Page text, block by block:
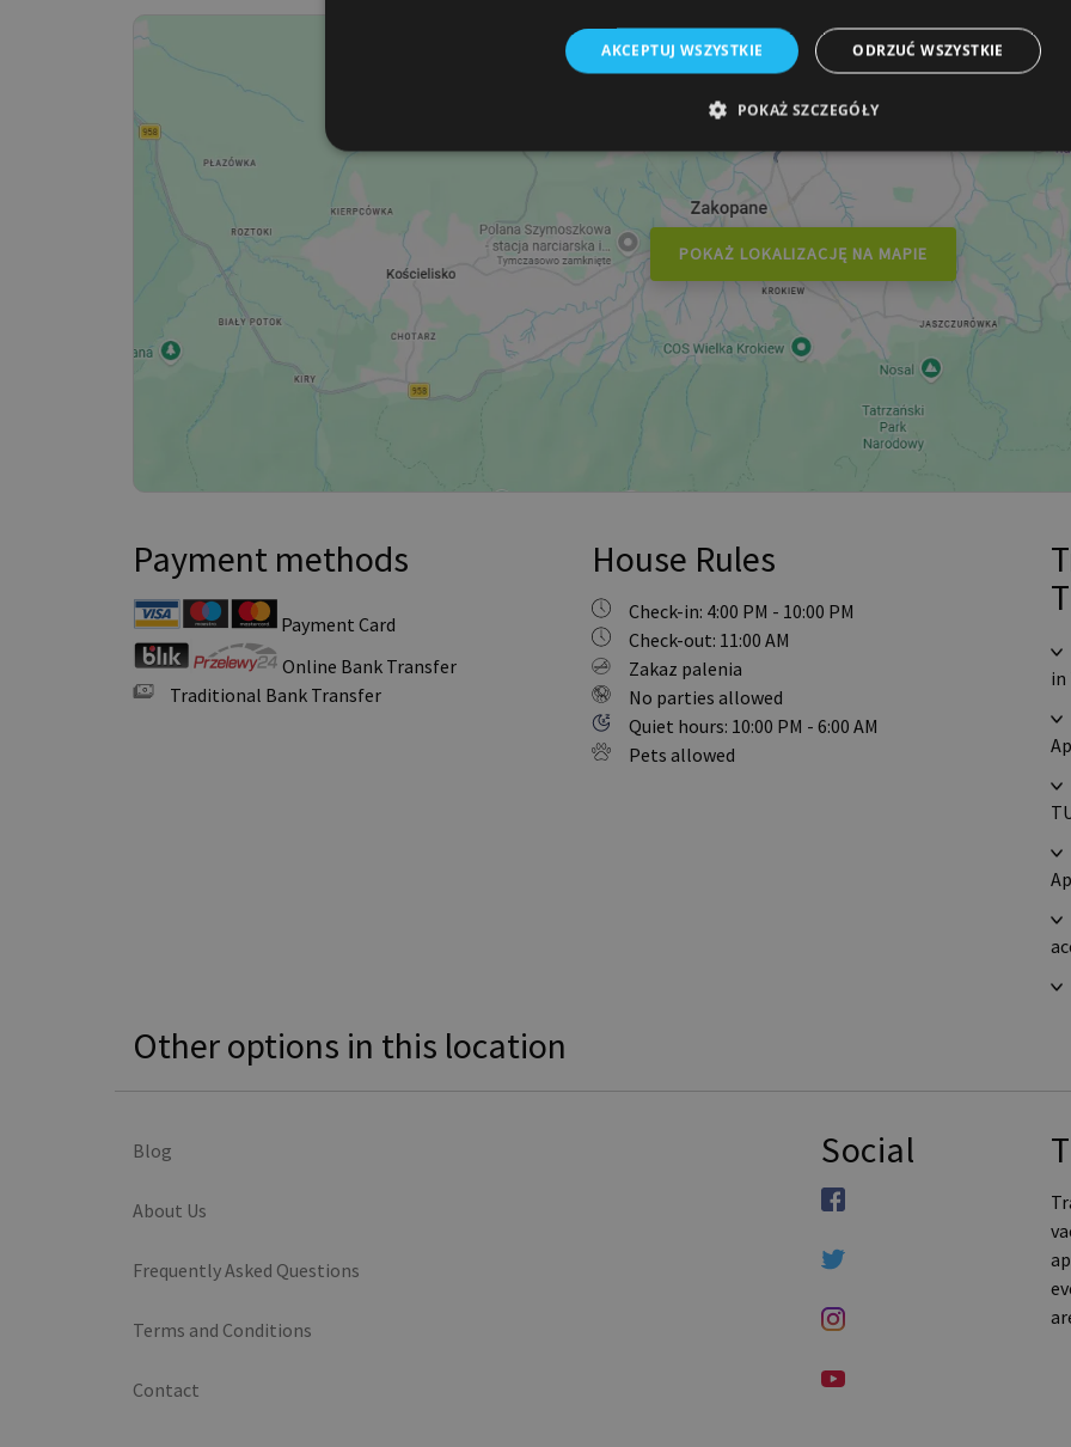
Payment methods
Payment Card
Online Bank Transfer
Traditional Bank Transfer
House Rules
Check-in: 4:00 PM - 10:00 PM
Check-out: 11:00 AM
Zakaz palenia
No parties allowed
Quiet hours: 10:00 PM - 6:00 AM
Pets allowed
in
Other options in this location
Blog
About Us
Frequently Asked Questions
Terms and Conditions
Contact
Social
AKCEPTUJ WSZYSTKIE ODRZUĆ WSZYSTKIE
POKAŻ SZCZEGÓŁY